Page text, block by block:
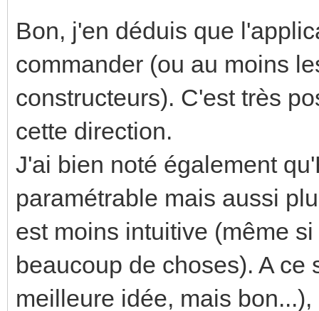
Bon, j'en déduis que
commander (ou au moins
constructeurs). C'est très
cette direction.
J'ai bien noté également
paramétrable mais aussi
est moins intuitive (même
beaucoup de choses). A ce
meilleure idée, mais